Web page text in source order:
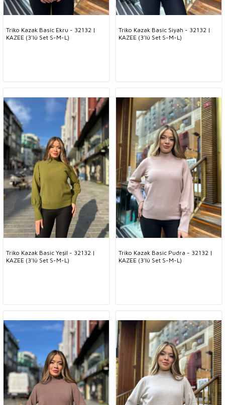
Triko Kazak Basic Ekru - 32132 |
KAZEE (3'lü Set S-M-L)
Triko Kazak Basic Siyah - 32132 |
KAZEE (3'lü Set S-M-L)
Triko Kazak Basic Yeşil - 32132 |
KAZEE (3'lü Set S-M-L)
Triko Kazak Basic Pudra - 32132 |
KAZEE (3'lü Set S-M-L)